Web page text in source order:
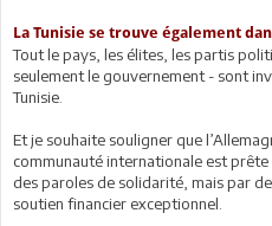
La Tunisie se trouve également
Tout le pays, les élites, les partis
seulement le gouvernement - sont
Tunisie.
Et je souhaite souligner que
communauté internationale est
des paroles de solidarité, mais par
soutien financier exceptionnel.